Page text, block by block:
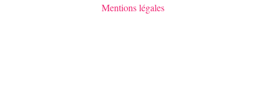
Mentions légales